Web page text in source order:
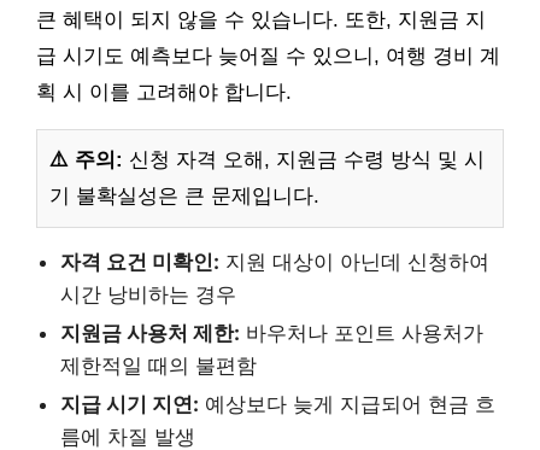
큰 혜택이 되지 않을 수 있습니다. 또한, 지원금 지
급 시기도 예측보다 늦어질 수 있으니, 여행 경비 계
획 시 이를 고려해야 합니다.
⚠️ 주의: 신청 자격 오해, 지원금 수령 방식 및 시
기 불확실성은 큰 문제입니다.
자격 요건 미확인: 지원 대상이 아닌데 신청하여
시간 낭비하는 경우
지원금 사용처 제한: 바우처나 포인트 사용처가
제한적일 때의 불편함
지급 시기 지연: 예상보다 늦게 지급되어 현금 흐
름에 차질 발생